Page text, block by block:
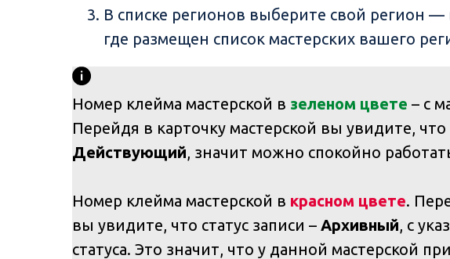
В списке регионов выберите свой регион —
где размещен список мастерских вашего
Номер клейма мастерской в зеленом цвете – с
Перейдя в карточку мастерской вы увидите, что
Действующий, значит можно спокойно
Номер клейма мастерской в красном цвете.
вы увидите, что статус записи – Архивный, с
статуса. Это значит, что у данной мастерской